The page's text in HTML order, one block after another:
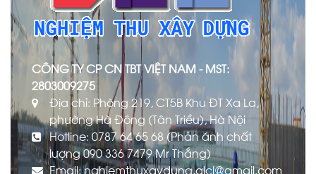
CÔNG TY CP CN TBT VIỆT NAM - MST:
2803009275
Địa chỉ: Phòng 219, CT5B Khu ĐT Xa La,
phường Hà Đông (Tân Triều), Hà Nội
Hotline: 0787 64 65 68 (Phản ánh chất
lượng 090 336 7479 Mr Thắng)
Email: nghiemthuxaydung.qlcl@gmail.com